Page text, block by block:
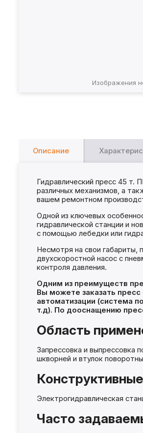
Изображения
Описание
Гидравлический пресс 45 т.
различных механизмов, а
вашем ремонтном
Одной из ключевых
гидравлической станции и
с помощью лебедки или
Несмотря на свои габариты,
двухскоростной насос с
контроля давления.
Одним из преимуществ
Вы можете заказать
автоматизации (система
т.д). По дооснащению
Область
Запрессовка и выпрессовка
шкворней и втулок
Электрогидравлическая
Часто